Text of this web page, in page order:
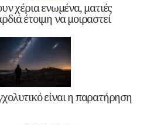
χέρια ενωμένα, ματιές
έτοιμη να μοιραστεί
είναι η παρατήρηση